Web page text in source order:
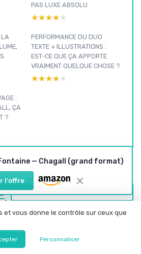
PAS LUXE ABSOLU
★★★★★
★★★★★
LA
PERFORMANCE DU DUO
TEXTE + ILLUSTRATIONS :
EST-CE QUE ÇA APPORTE
VRAIMENT QUELQUE CHOSE ?
★★★★★
★★★★★
:
ÇA
?
Voir tous les tests Beaux livres →
— Chagall (grand format)
l'offre
et vous donne le contrôle sur ceux que
Personnaliser